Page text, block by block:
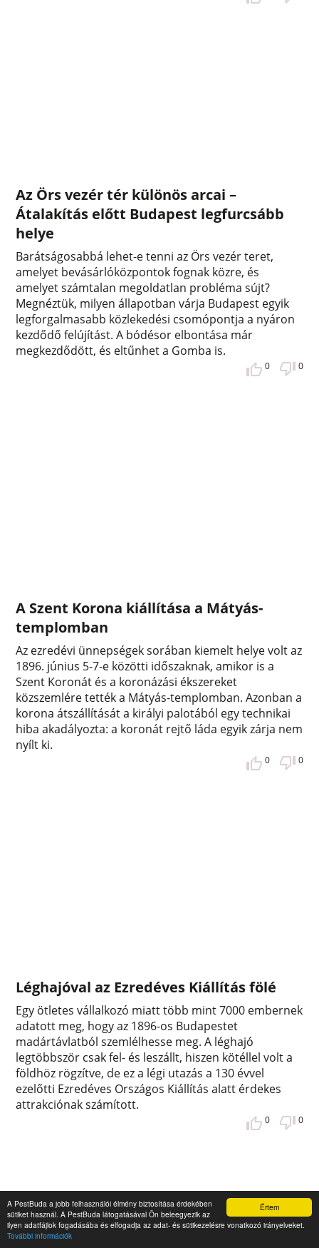
Értem
A PestBuda a jobb felhasználói élmény biztosítása érdekében
sütiket használ. A PestBuda látogatásával Ön beleegyezik az
ilyen adatfájlok fogadásába és elfogadja az adat- és sütikezelésre vonatkozó irányelveket.
További információk
Az Örs vezér tér különös arcai –
Átalakítás előtt Budapest legfurcsább
helye
Barátságosabbá lehet-e tenni az Örs vezér teret,
amelyet bevásárlóközpontok fognak közre, és
amelyet számtalan megoldatlan probléma sújt?
Megnéztük, milyen állapotban várja Budapest egyik
legforgalmasabb közlekedési csomópontja a nyáron
kezdődő felújítást. A bódésor elbontása már
megkezdődött, és eltűnhet a Gomba is.
0 0
A Szent Korona kiállítása a Mátyás-
templomban
Az ezredévi ünnepségek sorában kiemelt helye volt az
1896. június 5-7-e közötti időszaknak, amikor is a
Szent Koronát és a koronázási ékszereket
közszemlére tették a Mátyás-templomban. Azonban a
korona átszállítását a királyi palotából egy technikai
hiba akadályozta: a koronát rejtő láda egyik zárja nem
nyílt ki.
0 0
Léghajóval az Ezredéves Kiállítás fölé
Egy ötletes vállalkozó miatt több mint 7000 embernek
adatott meg, hogy az 1896-os Budapestet
madártávlatból szemlélhesse meg. A léghajó
legtöbbször csak fel- és leszállt, hiszen kötéllel volt a
földhöz rögzítve, de ez a légi utazás a 130 évvel
ezelőtti Ezredéves Országos Kiállítás alatt érdekes
attrakciónak számított.
0 0